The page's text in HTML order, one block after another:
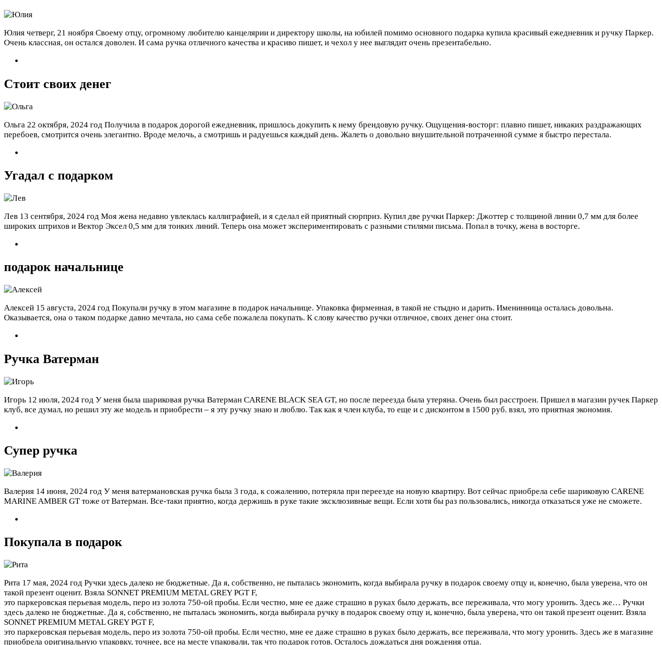
Юлия четверг, 21 ноября Своему отцу, огромному любителю канцелярии и директору школы, на юбилей помимо основного подарка купила красивый ежедневник и ручку Паркер.
Очень классная, он остался доволен. И сама ручка отличного качества и красиво пишет, и чехол у нее выглядит очень презентабельно.
Стоит своих денег
Ольга 22 октября, 2024 год Получила в подарок дорогой ежедневник, пришлось докупить к нему брендовую ручку. Ощущения-восторг: плавно пишет, никаких раздражающих
перебоев, смотрится очень элегантно. Вроде мелочь, а смотришь и радуешься каждый день. Жалеть о довольно внушительной потраченной сумме я быстро перестала.
Угадал с подарком
Лев 13 сентября, 2024 год Моя жена недавно увлеклась каллиграфией, и я сделал ей приятный сюрприз. Купил две ручки Паркер: Джоттер с толщиной линии 0,7 мм для более
широких штрихов и Вектор Эксел 0,5 мм для тонких линий. Теперь она может экспериментировать с разными стилями письма. Попал в точку, жена в восторге.
подарок начальнице
Алексей 15 августа, 2024 год Покупали ручку в этом магазине в подарок начальнице. Упаковка фирменная, в такой не стыдно и дарить. Именинница осталась довольна.
Оказывается, она о таком подарке давно мечтала, но сама себе пожалела покупать. К слову качество ручки отличное, своих денег она стоит.
Ручка Ватерман
Игорь 12 июля, 2024 год У меня была шариковая ручка Ватерман CARENE BLACK SEA GT, но после переезда была утеряна. Очень был расстроен. Пришел в магазин ручек Паркер
клуб, все думал, но решил эту же модель и приобрести – я эту ручку знаю и люблю. Так как я член клуба, то еще и с дисконтом в 1500 руб. взял, это приятная экономия.
Супер ручка
Валерия 14 июня, 2024 год У меня ватермановская ручка была 3 года, к сожалению, потеряла при переезде на новую квартиру. Вот сейчас приобрела себе шариковую CARENE
MARINE AMBER GT тоже от Ватерман. Все-таки приятно, когда держишь в руке такие эксклюзивные вещи. Если хотя бы раз пользовались, никогда отказаться уже не сможете.
Покупала в подарок
Рита 17 мая, 2024 год Ручки здесь далеко не бюджетные. Да я, собственно, не пыталась экономить, когда выбирала ручку в подарок своему отцу и, конечно, была уверена, что он
такой презент оценит. Взяла SONNET PREMIUM METAL GREY PGT F,
это паркеровская перьевая модель, перо из золота 750-ой пробы. Если честно, мне ее даже страшно в руках было держать, все переживала, что могу уронить. Здесь же… Ручки
здесь далеко не бюджетные. Да я, собственно, не пыталась экономить, когда выбирала ручку в подарок своему отцу и, конечно, была уверена, что он такой презент оценит. Взяла
SONNET PREMIUM METAL GREY PGT F,
это паркеровская перьевая модель, перо из золота 750-ой пробы. Если честно, мне ее даже страшно в руках было держать, все переживала, что могу уронить. Здесь же в магазине
приобрела оригинальную упаковку, точнее, все на месте упаковали, так что подарок готов. Осталось дождаться дня рождения отца.